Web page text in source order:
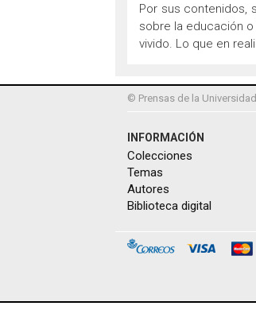
Por sus contenidos,
sobre la educación
vivido. Lo que en
© Prensas de la
INFORMACIÓN
Colecciones
Temas
Autores
Biblioteca digital